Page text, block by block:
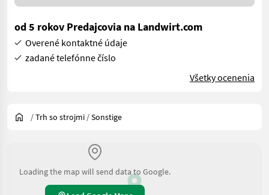
od 5 rokov Predajcovia na Landwirt.com
Overené kontaktné údaje
zadané telefónne číslo
Všetky ocenenia
/Trh so strojmi /Sonstige
Loading the map will send data to Google.